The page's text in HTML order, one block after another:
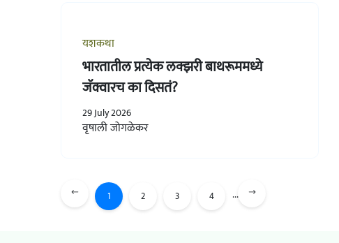
यशकथा
भारतातील प्रत्येक लक्झरी बाथरूममध्ये
जॅक्वारच का दिसतं?
29 July 2026
वृषाली जोगळेकर
1 2 3 4 ...